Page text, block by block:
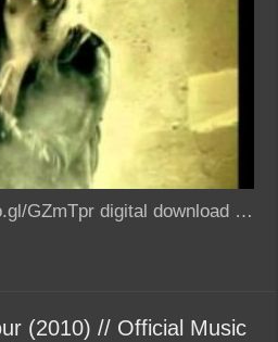
GZmTpr digital download …
(2010) // Official Music